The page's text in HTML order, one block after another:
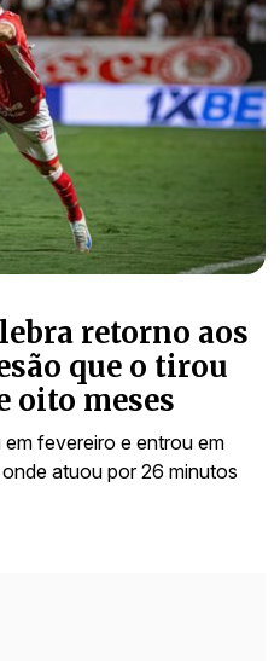
retorno aos
que o tirou
oito meses
fevereiro e entrou em
atuou por 26 minutos